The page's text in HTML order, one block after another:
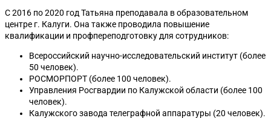
С 2016 по 2020 год Татьяна преподавала в образовательном
центре г. Калуги. Она также проводила повышение
квалификации и профпереподготовку для сотрудников:
Всероссийский научно-исследовательский институт (более
50 человек).
РОСМОРПОРТ (более 100 человек).
Управления Росгвардии по Калужской области (более 100
человек).
Калужского завода телеграфной аппаратуры (20 человек).